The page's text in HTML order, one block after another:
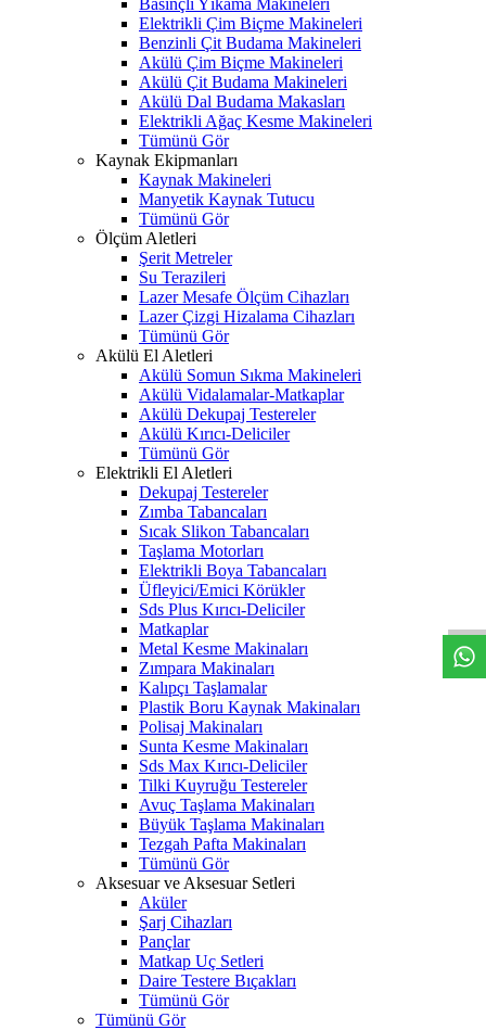
Basınçlı Yıkama Makineleri
Elektrikli Çim Biçme Makineleri
Benzinli Çit Budama Makineleri
Akülü Çim Biçme Makineleri
Akülü Çit Budama Makineleri
Akülü Dal Budama Makasları
Elektrikli Ağaç Kesme Makineleri
Tümünü Gör
Kaynak Ekipmanları
Kaynak Makineleri
Manyetik Kaynak Tutucu
Tümünü Gör
Ölçüm Aletleri
Şerit Metreler
Su Terazileri
Lazer Mesafe Ölçüm Cihazları
Lazer Çizgi Hizalama Cihazları
Tümünü Gör
Akülü El Aletleri
Akülü Somun Sıkma Makineleri
Akülü Vidalamalar-Matkaplar
Akülü Dekupaj Testereler
Akülü Kırıcı-Deliciler
Tümünü Gör
Elektrikli El Aletleri
Dekupaj Testereler
Zımba Tabancaları
Sıcak Slikon Tabancaları
Taşlama Motorları
Elektrikli Boya Tabancaları
Üfleyici/Emici Körükler
Sds Plus Kırıcı-Deliciler
Matkaplar
Metal Kesme Makinaları
Zımpara Makinaları
Kalıpçı Taşlamalar
Plastik Boru Kaynak Makinaları
Polisaj Makinaları
Sunta Kesme Makinaları
Sds Max Kırıcı-Deliciler
Tilki Kuyruğu Testereler
Avuç Taşlama Makinaları
Büyük Taşlama Makinaları
Tezgah Pafta Makinaları
Tümünü Gör
Aksesuar ve Aksesuar Setleri
Aküler
Şarj Cihazları
Pançlar
Matkap Uç Setleri
Daire Testere Bıçakları
Tümünü Gör
Tümünü Gör